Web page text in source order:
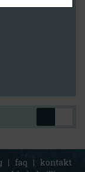
| faq | kontakt